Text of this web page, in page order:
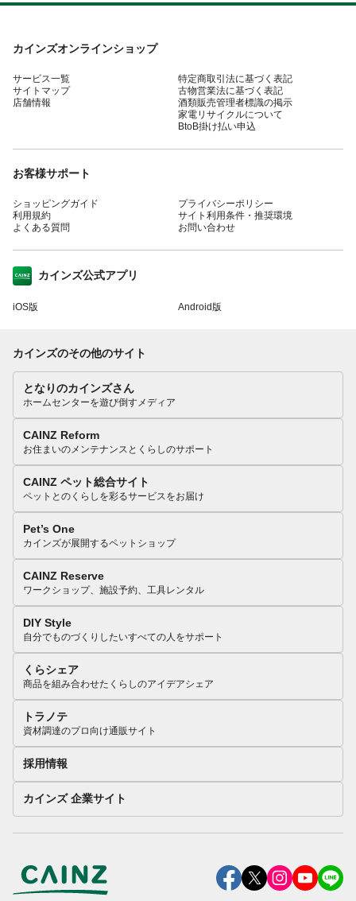
カインズオンラインショップ
サービス一覧
サイトマップ
店舗情報
特定商取引法に基づく表記
古物営業法に基づく表記
酒類販売管理者標識の掲示
家電リサイクルについて
BtoB掛け払い申込
お客様サポート
ショッピングガイド
利用規約
よくある質問
プライバシーポリシー
サイト利用条件・推奨環境
お問い合わせ
カインズ公式アプリ
iOS版 Android版
カインズのその他のサイト
となりのカインズさん
ホームセンターを遊び倒すメディア
CAINZ Reform
お住まいのメンテナンスとくらしのサポート
CAINZ ペット総合サイト
ペットとのくらしを彩るサービスをお届け
Pet’s One
カインズが展開するペットショップ
CAINZ Reserve
ワークショップ、施設予約、工具レンタル
DIY Style
自分でものづくりしたいすべての人をサポート
くらシェア
商品を組み合わせたくらしのアイデアシェア
トラノテ
資材調達のプロ向け通販サイト
採用情報
カインズ 企業サイト